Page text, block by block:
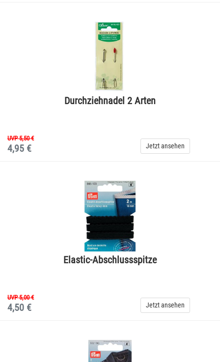
Durchziehnadel 2 Arten
UVP 5,50 €
4,95 € Jetzt ansehen
Elastic-Abschlussspitze
UVP 5,00 €
4,50 € Jetzt ansehen